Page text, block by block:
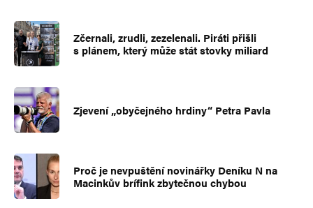
Zčernali, zrudli, zezelenali. Piráti přišli
s plánem, který může stát stovky miliard
Zjevení „obyčejného hrdiny“ Petra Pavla
Proč je nevpuštění novinářky Deníku N na
Macinkův brífink zbytečnou chybou